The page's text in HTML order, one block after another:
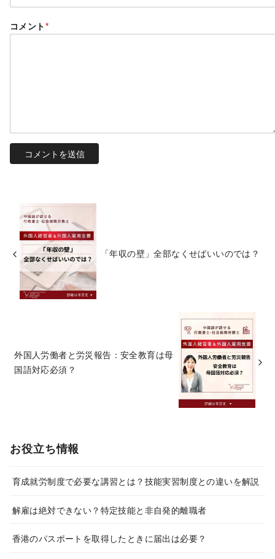
コメント*
「年収の壁」全部なくせばいいのでは？
外国人労働者と労災報告：安全教育は母
国語対応必須？
お役立ち情報
育成就労制度で必要な講習とは？技能実習制度との違いを解説
解雇は絶対できない？特定技能と非自発的離職者
香港のパスポートを取得したときに届出は必要？